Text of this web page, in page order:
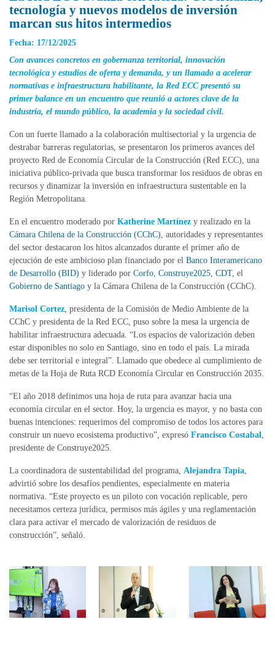
tecnología y nuevos modelos de inversión
marcan sus hitos intermedios
Fecha: 17/12/2025
Con avances concretos en gobernanza territorial, innovación
tecnológica y estudios de oferta y demanda, y un llamado a acelerar
normativas e infraestructura habilitante, la Red ECC presentó su
primer balance en un encuentro que reunió a actores clave de la
industria, el mundo público, la academia y la sociedad civil.
Con un fuerte llamado a la colaboración multisectorial y la urgencia de
destrabar barreras regulatorias, se presentaron los primeros avances del
proyecto Red de Economía Circular de la Construcción (Red ECC), una
iniciativa público-privada que busca transformar los residuos de obras en
recursos y dinamizar la inversión en infraestructura sustentable en la
Región Metropolitana.
En el encuentro moderado por Katherine Martínez y realizado en la
Cámara Chilena de la Construcción (CChC) , autoridades y representantes
del sector destacaron los hitos alcanzados durante el primer año de
ejecución de este ambicioso plan financiado por el Banco Interamericano
de Desarrollo (BID) y liderado por Corfo Construye2025 CDT, el
Gobierno de Santiago y la Cámara Chilena de la Construcción (CChC).
Marisol Cortez , presidenta de la Comisión de Medio Ambiente de la
CChC y presidenta de la Red ECC, puso sobre la mesa la urgencia de
habilitar infraestructura adecuada. “Los espacios de valorización deben
estar disponibles no solo en Santiago, sino en todo el país. La mirada
debe ser territorial e integral”. Llamado que obedece al cumplimiento de
metas de la Hoja de Ruta RCD Economía Circular en Construcción 2035.
“El año 2018 definimos una hoja de ruta para avanzar hacia una
economía circular en el sector. Hoy, la urgencia es mayor, y no basta con
buenas intenciones: requerimos del compromiso de todos los actores para
construir un nuevo ecosistema productivo”, expresó Francisco Costabal
presidente de Construye2025.
La coordinadora de sustentabilidad del programa, Alejandra Tapia
advirtió sobre los desafíos pendientes, especialmente en materia
normativa. “Este proyecto es un piloto con vocación replicable, pero
necesitamos certeza jurídica, permisos más ágiles y una reglamentación
clara para activar el mercado de valorización de residuos de
construcción”, señaló.